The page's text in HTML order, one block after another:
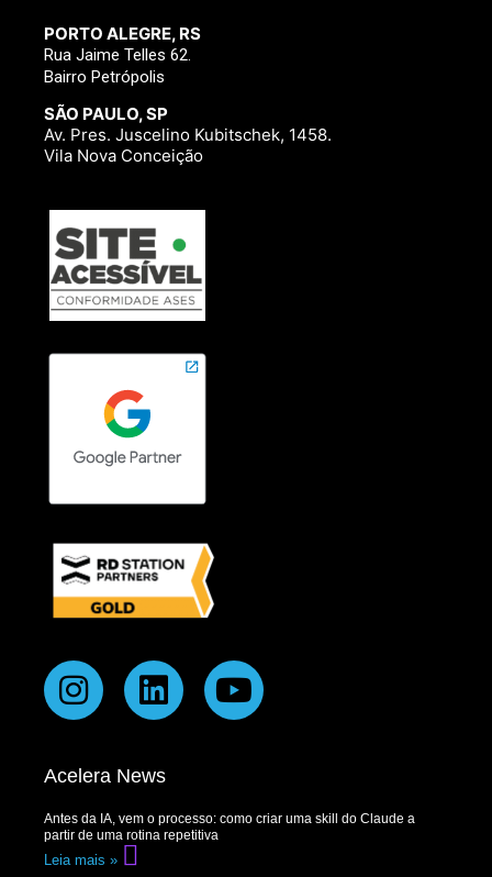
PORTO ALEGRE, RS
Rua Jaime Telles 62.
Bairro Petrópolis
SÃO PAULO, SP
Av. Pres. Juscelino Kubitschek, 1458.
Vila Nova Conceição
Acelera News
Antes da IA, vem o processo: como criar uma skill do Claude a
partir de uma rotina repetitiva
Leia mais »